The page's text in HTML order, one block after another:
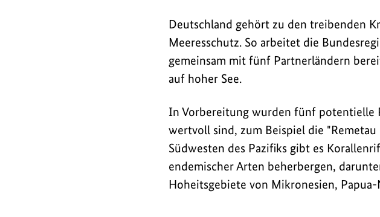
Deutschland gehört zu den treibenden
Meeresschutz. So arbeitet die
gemeinsam mit fünf Partnerländern
auf hoher See.
In Vorbereitung wurden fünf potentielle
wertvoll sind, zum Beispiel die
Südwesten des Pazifiks gibt es
endemischer Arten beherbergen,
Hoheitsgebiete von Mikronesien,